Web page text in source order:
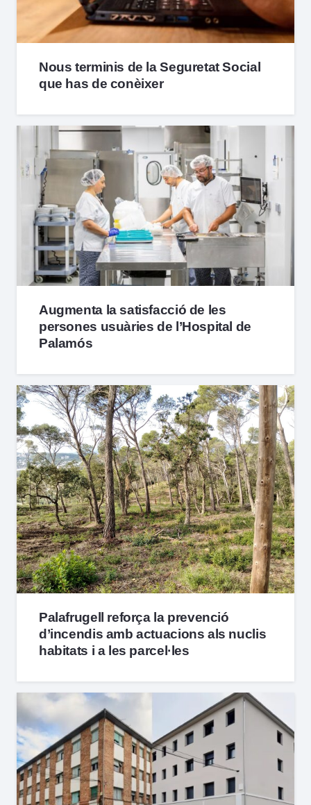
Nous terminis de la Seguretat Social
que has de conèixer
Augmenta la satisfacció de les
persones usuàries de l’Hospital de
Palamós
Palafrugell reforça la prevenció
d’incendis amb actuacions als nuclis
habitats i a les parcel·les